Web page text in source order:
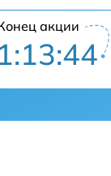
акции